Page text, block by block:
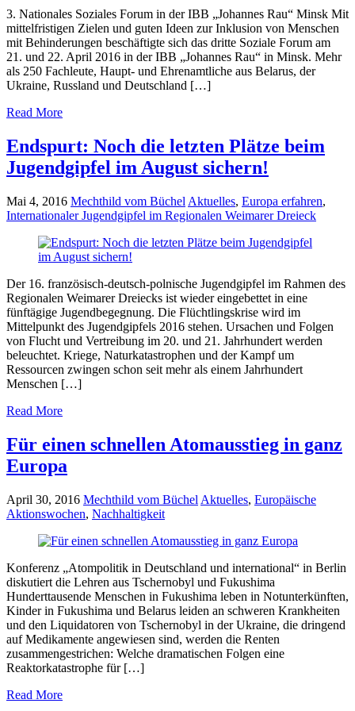
3. Nationales Soziales Forum in der IBB „Johannes Rau“ Minsk Mit
mittelfristigen Zielen und guten Ideen zur Inklusion von Menschen
mit Behinderungen beschäftigte sich das dritte Soziale Forum am
21. und 22. April 2016 in der IBB „Johannes Rau“ in Minsk. Mehr
als 250 Fachleute, Haupt- und Ehrenamtliche aus Belarus, der
Ukraine, Russland und Deutschland […]
Read More
Endspurt: Noch die letzten Plätze beim
Jugendgipfel im August sichern!
Mai 4, 2016 Mechthild vom Büchel Aktuelles, Europa erfahren,
Internationaler Jugendgipfel im Regionalen Weimarer Dreieck
Der 16. französisch-deutsch-polnische Jugendgipfel im Rahmen des
Regionalen Weimarer Dreiecks ist wieder eingebettet in eine
fünftägige Jugendbegegnung. Die Flüchtlingskrise wird im
Mittelpunkt des Jugendgipfels 2016 stehen. Ursachen und Folgen
von Flucht und Vertreibung im 20. und 21. Jahrhundert werden
beleuchtet. Kriege, Naturkatastrophen und der Kampf um
Ressourcen zwingen schon seit mehr als einem Jahrhundert
Menschen […]
Read More
Für einen schnellen Atomausstieg in ganz
Europa
April 30, 2016 Mechthild vom Büchel Aktuelles, Europäische
Aktionswochen, Nachhaltigkeit
Konferenz „Atompolitik in Deutschland und international“ in Berlin
diskutiert die Lehren aus Tschernobyl und Fukushima
Hunderttausende Menschen in Fukushima leben in Notunterkünften,
Kinder in Fukushima und Belarus leiden an schweren Krankheiten
und den Liquidatoren von Tschernobyl in der Ukraine, die dringend
auf Medikamente angewiesen sind, werden die Renten
zusammengestrichen: Welche dramatischen Folgen eine
Reaktorkatastrophe für […]
Read More